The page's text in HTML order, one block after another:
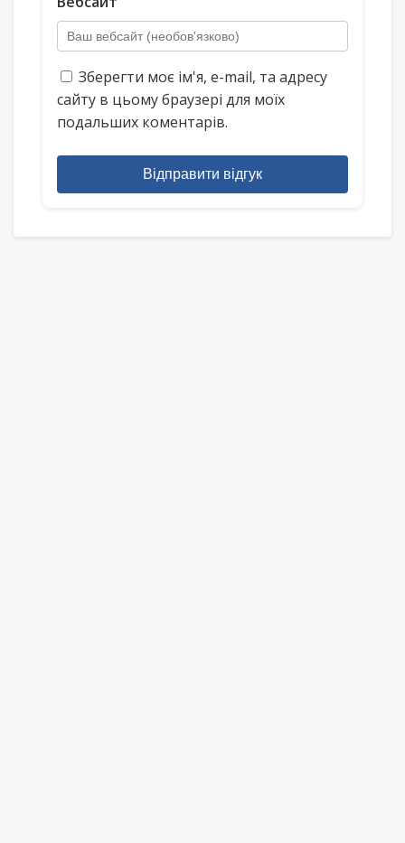
Зберегти моє ім'я, e-mail, та адресу
сайту в цьому браузері для моїх
подальших коментарів.
Відправити відгук